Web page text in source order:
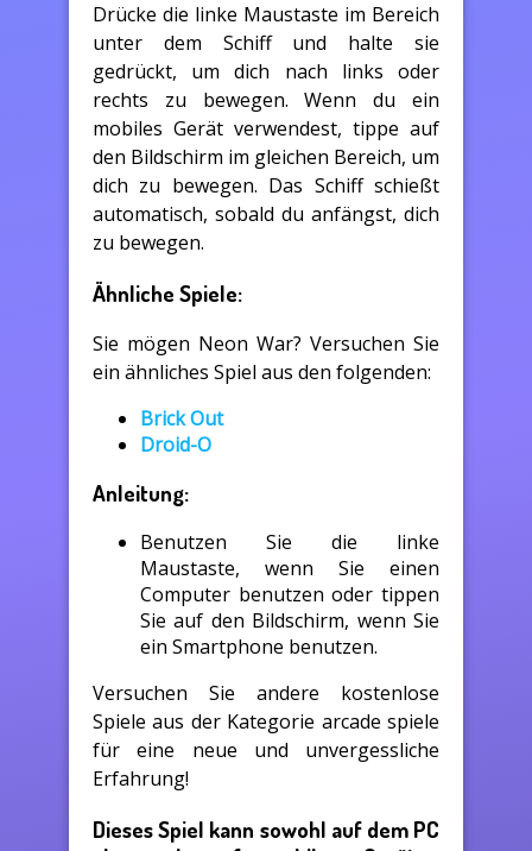
Drücke die linke Maustaste im Bereich
unter dem Schiff und halte sie
gedrückt, um dich nach links oder
rechts zu bewegen. Wenn du ein
mobiles Gerät verwendest, tippe auf
den Bildschirm im gleichen Bereich, um
dich zu bewegen. Das Schiff schießt
automatisch, sobald du anfängst, dich
zu bewegen.
Ähnliche Spiele:
Sie mögen Neon War? Versuchen Sie
ein ähnliches Spiel aus den folgenden:
Brick Out
Droid-O
Anleitung:
Benutzen Sie die linke
Maustaste, wenn Sie einen
Computer benutzen oder tippen
Sie auf den Bildschirm, wenn Sie
ein Smartphone benutzen.
Versuchen Sie andere kostenlose
Spiele aus der Kategorie arcade spiele
für eine neue und unvergessliche
Erfahrung!
Dieses Spiel kann sowohl auf dem PC